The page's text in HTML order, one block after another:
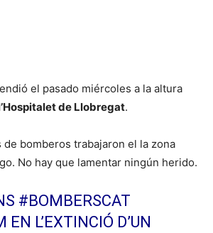
el pasado miércoles a la altura
de Llobregat.
de bomberos trabajaron el la zona
No hay que lamentar ningún herido.
#BOMBERSCAT
L’EXTINCIÓ D’UN